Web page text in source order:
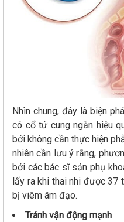
Nhìn chung, đây là biện
có cổ tử cung ngắn hiệu
bởi không cần thực hiện
nhiên cần lưu ý rằng,
bởi các bác sĩ sản phụ
lấy ra khi thai nhi được 37
bị viêm âm đạo.
Tránh vận động mạnh